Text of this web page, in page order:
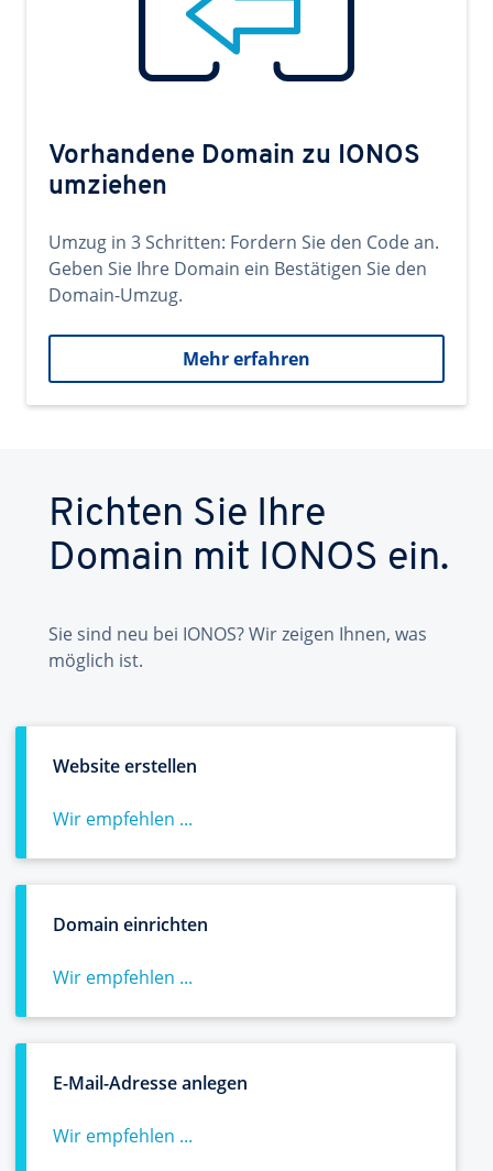
Vorhandene Domain zu IONOS
umziehen
Umzug in 3 Schritten: Fordern Sie den Code an.
Geben Sie Ihre Domain ein Bestätigen Sie den
Domain-Umzug.
Mehr erfahren
Richten Sie Ihre
Domain mit IONOS ein.
Sie sind neu bei IONOS? Wir zeigen Ihnen, was
möglich ist.
Website erstellen
Wir empfehlen ...
Domain einrichten
Wir empfehlen ...
E-Mail-Adresse anlegen
Wir empfehlen ...